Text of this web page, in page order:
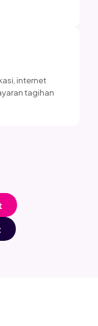
internet
tagihan